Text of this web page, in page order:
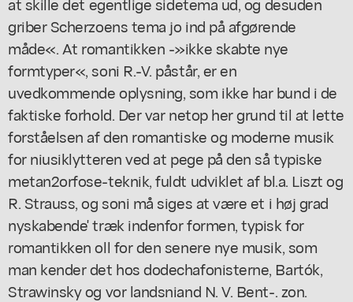
griber Scherzoens tema jo ind på afgørende
måde«. At romantikken -»ikke skabte nye
formtyper«, soni R.-V. påstår, er en
uvedkommende oplysning, som ikke har bund i de
faktiske forhold. Der var netop her grund til at lette
forståelsen af den romantiske og moderne musik
for niusiklytteren ved at pege på den så typiske
metan2orfose-teknik, fuldt udviklet af bl.a. Liszt og
R. Strauss, og soni må siges at være et i høj grad
nyskabende' træk indenfor formen, typisk for
romantikken oll for den senere nye musik, som
man kender det hos dodechafonisterne, Bartók,
Strawinsky og vor landsniand N. V. Bent-. zon.